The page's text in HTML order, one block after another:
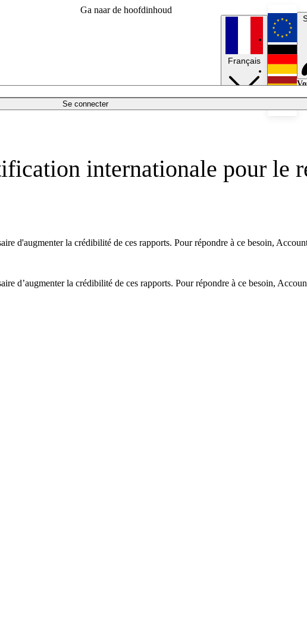
Ga naar de hoofdinhoud
Se connecter
Français
internationale pour le
d'augmenter la crédibilité de ces rapports. Pour répondre à ce besoin,
d’augmenter la crédibilité de ces rapports. Pour répondre à ce besoin,